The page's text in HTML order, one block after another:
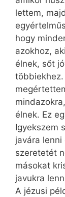
lettem,
hogy
azokhoz,
élnek, sőt
élnek. Ez
Igyekszem
javára
szeretetét
másokat
javukra
A jézusi